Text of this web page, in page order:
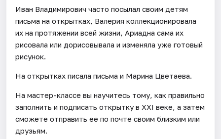
Иван Владимирович часто посылал своим детям
письма на открытках, Валерия коллекционировала
их на протяжении всей жизни, Ариадна сама их
рисовала или дорисовывала и изменяла уже готовый
рисунок.
На открытках писала письма и Марина Цветаева.
На мастер-классе вы научитесь тому, как правильно
заполнить и подписать открытку в XXI веке, а затем
сможете отправить ее по почте своим близким или
друзьям.